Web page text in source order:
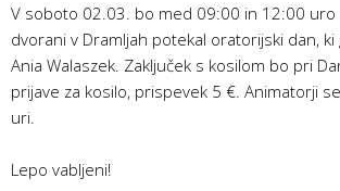
V soboto 02.03. bo med 09:00 in 12:00 uro
dvorani v Dramljah potekal oratorijski dan, ki
Ania Walaszek. Zaključek s kosilom bo pri
prijave za kosilo, prispevek 5 €. Animatorji
uri.
Lepo vabljeni!